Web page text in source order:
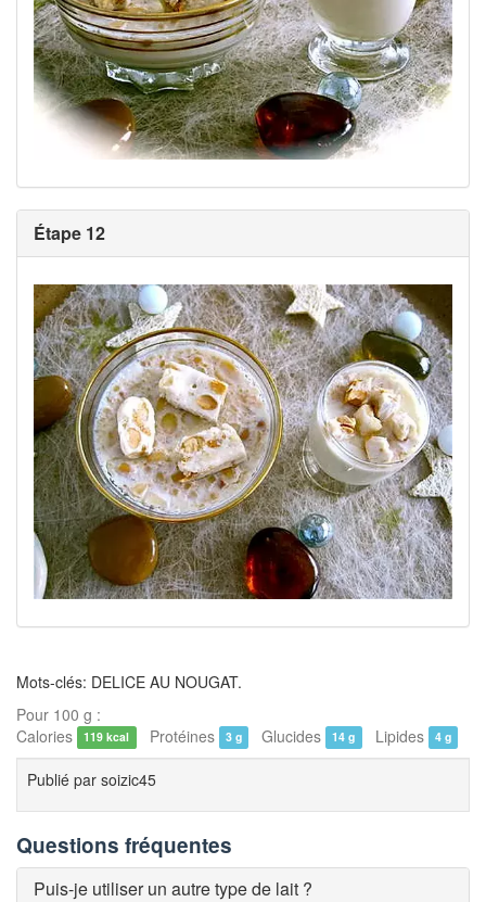
Étape 12
Mots-clés: DELICE AU NOUGAT.
Pour 100 g :
Calories
119 kcal Protéines 3 g Glucides 14 g Lipides 4 g
Publié par soizic45
Questions fréquentes
Puis-je utiliser un autre type de lait ?